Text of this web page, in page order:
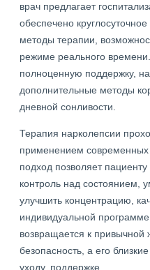
врач предлагает
обеспечено
методы терапии,
режиме реального
полноценную поддержку,
дополнительные методы
дневной сонливости.
Терапия нарколепсии
применением современных
подход позволяет
контроль над состоянием,
улучшить концентрацию,
индивидуальной
возвращается к привычной
безопасность, а его
уходу, поддержке.